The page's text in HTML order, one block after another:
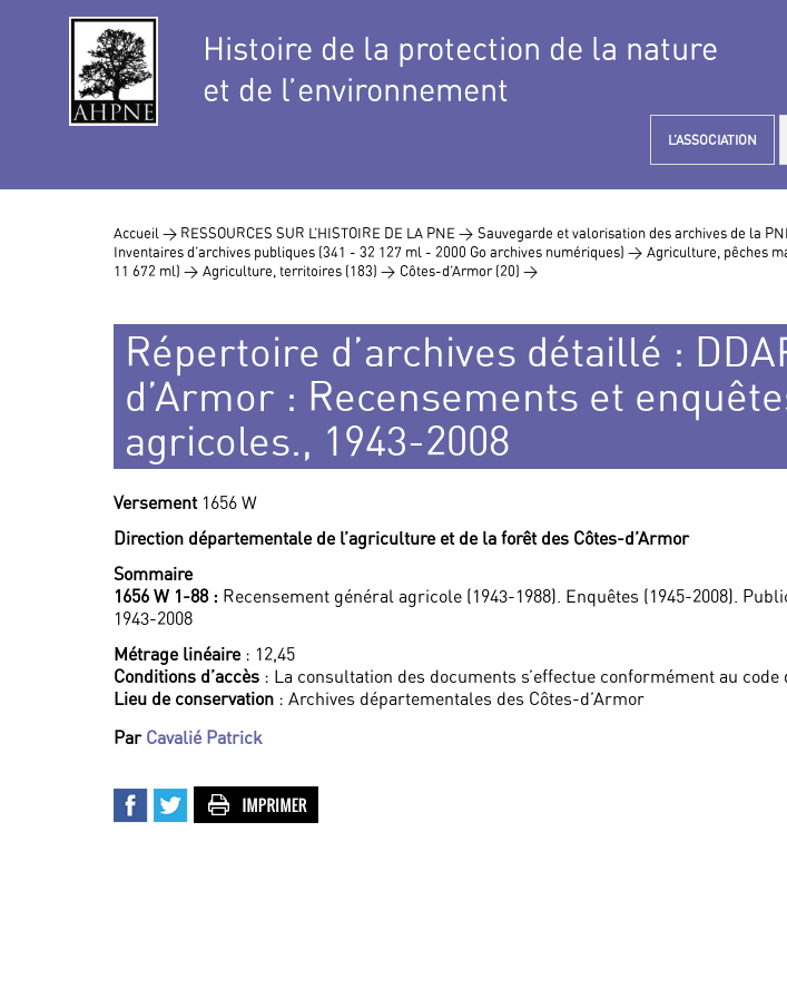
Histoire de la protection de la nature
et de l’environnement
L’ASSOCIATION
Accueil > RESSOURCES SUR L’HISTOIRE DE LA PNE > Sauvegarde et valorisation des archives de la
Inventaires d’archives publiques (341 - 32 127 ml - 2000 Go archives numériques) > Agriculture, pêches
11 672 ml) > Agriculture, territoires (183) > Côtes-d’Armor (20) >
Répertoire d’archives détaillé :
d’Armor : Recensements et
agricoles., 1943-2008
Versement 1656 W
Direction départementale de l’agriculture et de la forêt des Côtes-d’Armor
Sommaire
1656 W 1-88 : Recensement général agricole (1943-1988). Enquêtes (1945-2008).
1943-2008
Métrage linéaire: 12,45
Conditions d’accès : La consultation des documents s’effectue conformément au
Lieu de conservation : Archives départementales des Côtes-d’Armor
Par Cavalié Patrick